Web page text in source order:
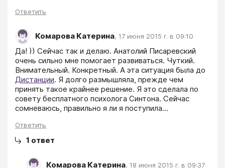
Ответить
Комарова Катерина, 17 июня 2015 г. в 09:10
Да! )) Сейчас так и делаю. Анатолий Писаревский
очень сильно мне помогает развиваться. Чуткий.
Дистанции. Я долго размышляла, прежде чем
принять такое крайнее решение. Я это сделала по
совету бесплатного психолога Синтона. Сейчас
сомневаюсь, правильно я ли я поступила...
Ответить
1 ответ
Комарова Катерина, 18 июня 2015 г. в 09:37